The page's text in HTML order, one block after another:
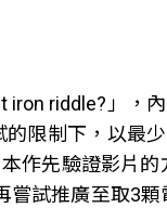
riddle?」，
限制下，以最
作先驗證影片
試推廣至取3